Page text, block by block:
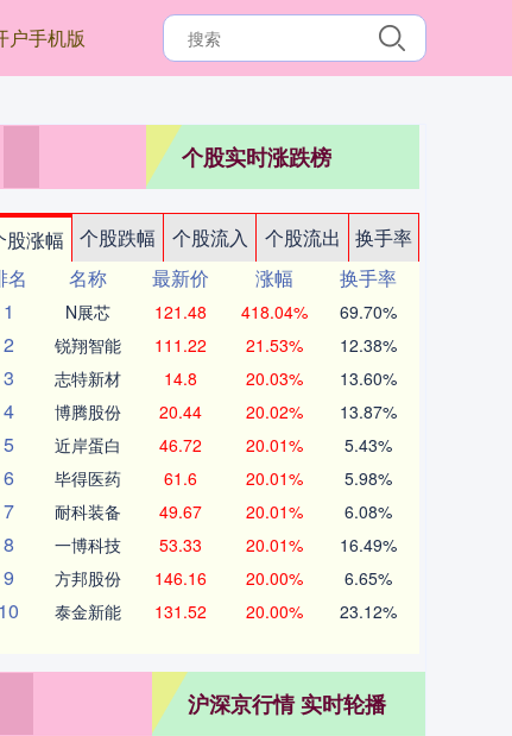
户手机版
个股实时涨跌榜
股涨幅 个股跌幅 个股流入 个股流出
换手率
名
名称 最新价 涨幅
换手率
1
N展芯 121.48 418.04% 69.70%
2 锐翔智能 111.22 21.53% 12.38%
3 志特新材 14.8 20.03% 13.60%
4 博腾股份 20.44 20.02% 13.87%
5 近岸蛋白 46.72 20.01% 5.43%
6 毕得医药 61.6 20.01% 5.98%
7 耐科装备 49.67 20.01% 6.08%
8 一博科技 53.33 20.01% 16.49%
9 方邦股份 146.16 20.00% 6.65%
10 泰金新能 131.52 20.00% 23.12%
沪深京行情 实时轮播